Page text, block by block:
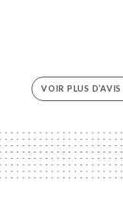
VOIR PLUS D’AVIS